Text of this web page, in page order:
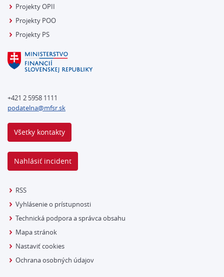
Projekty OPII
Projekty POO
Projekty PS
+421 2 5958 1111
podatelna@mfsr.sk
Všetky kontakty
Nahlásiť incident
RSS
Vyhlásenie o prístupnosti
Technická podpora a správca obsahu
Mapa stránok
Nastaviť cookies
Ochrana osobných údajov